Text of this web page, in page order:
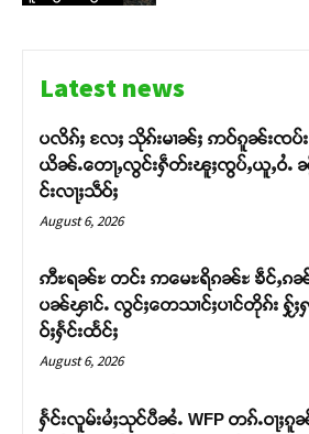
Support
တႃႇႁႂ်ႈသဵင်ၵၢင်ၸႂ်ၵူၼ်းမိူင်း ၵူႈတီႈ
တ်ႇ တူဝ်ႈလုမ်ႈၾႃႉၼၼ်ႉ ၶဝ်ႈႁူမ်ႈ
Latest news
ပလိၵ်ႈ လႄႈ သိုၵ်းမၢၼ်ႈ ဢဝ်ၵူၼ်းၸပ်း
ယိၼ်ႉတေႃႇလွင်းႁဵတ်းၽူႈၸွပ်ႇယူႇဝႆႉ
င်းလႃႈသဵဝ်ႈ
August 6, 2026
ဢီႊရၼ်ႊ တင်း ဢမေႊရိၵၼ်ႊ ၶဵင်ႇၵ
ပၼ်ၾၢင်ႉ လွင်ႈတေသၢင်ႈပၢင်တိုၵ်း ႁႂ်ႈႁ
ဝ်ႈႁႅင်းထႅင်ႈ
August 6, 2026
ႁႅင်းလူမ်းမႆႈသုင်ပီၼႆႉ WFP တၵ်ႉဝႃႈၵူ